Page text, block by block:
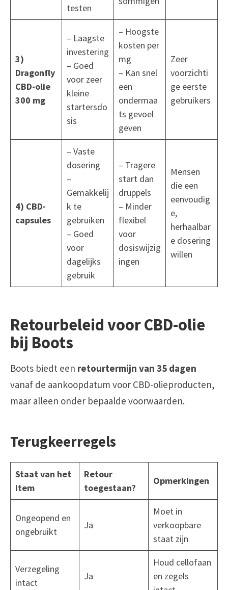
testen
3)
Dragonfly
CBD-olie
300 mg
– Laagste
investering
– Goed
voor zeer
kleine
startersdo
sis
– Hoogste
kosten per
mg
– Kan snel
een
ondermaa
ts gevoel
geven
Zeer
voorzichti
ge eerste
gebruikers
4) CBD-
capsules
– Vaste
dosering
–
Gemakkelij
k te
gebruiken
– Goed
voor
dagelijks
gebruik
– Tragere
start dan
druppels
– Minder
flexibel
voor
dosiswijzig
ingen
Mensen
die een
eenvoudig
e,
herhaalbar
e dosering
willen
Retourbeleid voor CBD-olie
bij Boots
Boots biedt een retourtermijn van 35 dagen
vanaf de aankoopdatum voor CBD-olieproducten,
maar alleen onder bepaalde voorwaarden.
Terugkeerregels
Staat van het
item
Retour
toegestaan?
Opmerkingen
Ongeopend en
ongebruikt
Ja
Moet in
verkoopbare
staat zijn
Verzegeling
intact
Ja
Houd cellofaan
en zegels